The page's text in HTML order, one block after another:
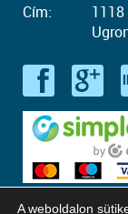
Cím:
A weboldalon